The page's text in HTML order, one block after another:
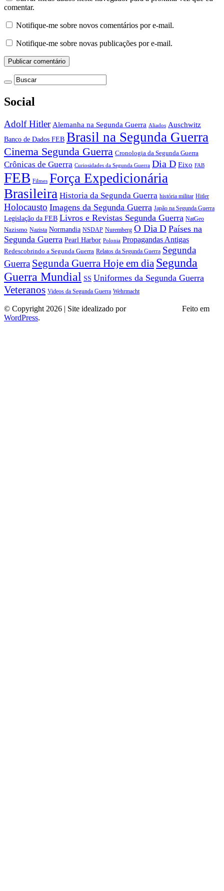
comentar.
Notifique-me sobre novos comentários por e-mail.
Notifique-me sobre novas publicações por e-mail.
Social
Adolf Hitler Alemanha na Segunda Guerra Aliados Auschwitz
Banco de Dados FEB Brasil na Segunda Guerra
Cinema Segunda Guerra Cronologia da Segunda Guerra
Crônicas de Guerra Curiosidades da Segunda Guerra Dia D Eixo FAB
FEB Filmes Força Expedicionária
Brasileira Historia da Segunda Guerra história militar Hitler
Holocausto Imagens da Segunda Guerra Japão na Segunda Guerra
Legislação da FEB Livros e Revistas Segunda Guerra NatGeo
Nazismo Nazista Normandia NSDAP Nuremberg O Dia D Países na
Segunda Guerra Pearl Harbor Polonia Propagandas Antigas
Redescobrindo a Segunda Guerra Relatos da Segunda Guerra Segunda
Guerra Segunda Guerra Hoje em dia Segunda
Guerra Mundial SS Uniformes da Segunda Guerra
Veteranos Videos da Segunda Guerra Wehrmacht
© Copyright 2026 | Site idealizado por
Feito em
WordPress.